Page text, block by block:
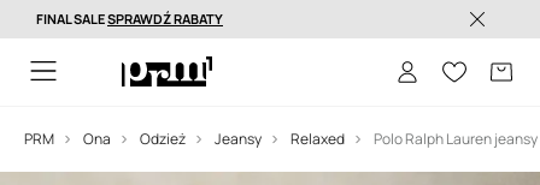
Dostawa nawet w 24h >
FINAL SALESPRAWDŹ RABATY
PRM Ona Odzież Jeansy Relaxed